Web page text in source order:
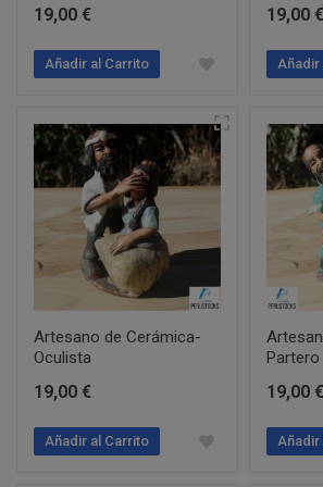
19,00 €
Añadir al Carrito
19,00 €
Añadir
Artesano de Cerámica-
Oculista
19,00 €
Añadir al Carrito
Partero
19,00 €
Añadir
COMUNICACIONES
Tfno: 977 270399 -
Sábado: Mañana 10,00 a
Email: info@perustocks.es.
Dirección postal: Plaça Font
encuentra la tienda presencial..
Información
adicional:
Puede consultar
final de este documento.
Información
Para comunicarse con nosotros,
Tfno: 977 270399 -
Email: info@perustocks.es.
Dirección postal: Carrer
postal se encuentra la
Todas las notificaciones y
eficaces, a todos los efectos,
anteriormente.
PRODUCTOS
en pantalla.
MODIFICACION O ANULACION DEL
DESISTIMIENTO DE LA COMPRA
Suministro de bienes
Productos que puedan